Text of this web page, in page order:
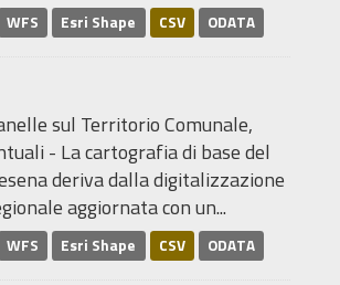
WFS Esri Shape CSV ODATA
sul Territorio Comunale,
- La cartografia di base del
deriva dalla digitalizzazione
aggiornata con un...
WFS Esri Shape CSV ODATA